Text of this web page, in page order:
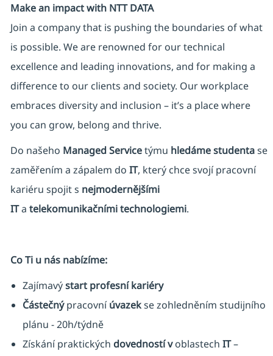
Make an impact with NTT DATA
Join a company that is pushing the boundaries of what
is possible. We are renowned for our technical
excellence and leading innovations, and for making a
difference to our clients and society. Our workplace
embraces diversity and inclusion – it’s a place where
you can grow, belong and thrive.
Do našeho Managed Servicetýmu hledáme studentase
zaměřením a zápalem do IT, který chce svojí pracovní
kariéru spojit s nejmodernějšími
ITa telekomunikačními technologiemi.
Co Ti u nás nabízíme:
Zajímavýstart profesní kariéry
Částečnýpracovní úvazekse zohledněním studijního
plánu - 20h/týdně
Získání praktických dovednostívoblastech IT–